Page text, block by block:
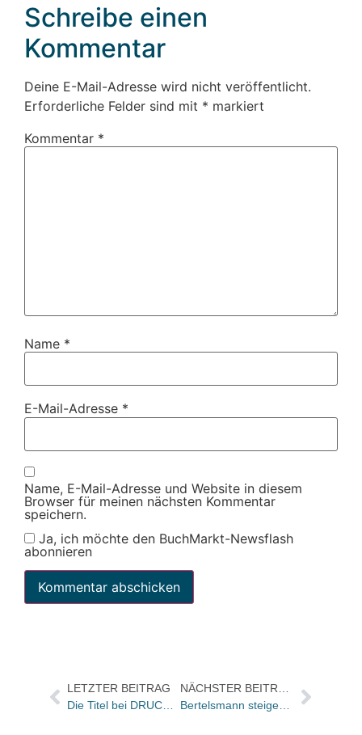
Schreibe einen
Kommentar
Deine E-Mail-Adresse wird nicht veröffentlicht.
Erforderliche Felder sind mit * markiert
Kommentar *
Name *
E-Mail-Adresse *
Name, E-Mail-Adresse und Website in diesem
Browser für meinen nächsten Kommentar
speichern.
Ja, ich möchte den BuchMarkt-Newsflash
abonnieren
LETZTER BEITRAG
Die Titel bei DRUCKFRISCH am Sonntag in der ARD
NÄCHSTER BEITRAG
Bertelsmann steigert operatives Ergebnis im ersten Quartal 2015